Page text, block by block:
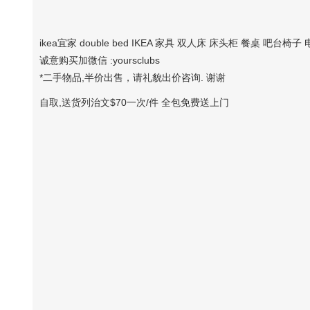
ikea宜家 double bed IKEA 家具 双人床 床头柜 餐桌 吧台椅子
诚意购买加微信 :yoursclubs
*二手物品,半价出售，请礼貌出价咨询. 谢谢
自取,送货列治文$70一次/件 全包免费送上门